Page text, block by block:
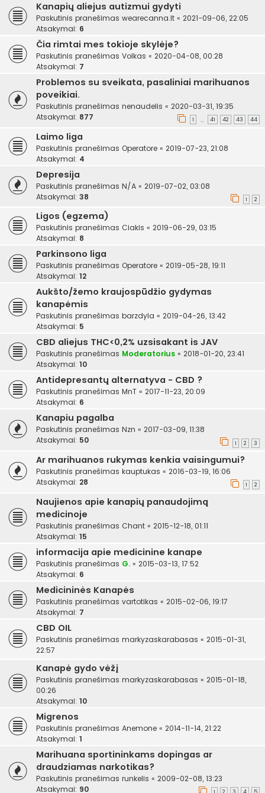
Kanapių aliejus autizmui gydyti
Paskutinis pranešimas wearecanna.lt « 2021-09-06, 22:05
Atsakymai: 6
Čia rimtai mes tokioje skylėje?
Paskutinis pranešimas Volkas « 2020-04-08, 00:28
Atsakymai: 7
Problemos su sveikata, pasaliniai marihuanos
poveikiai.
Paskutinis pranešimas nenaudelis « 2020-03-31, 19:35
Atsakymai: 877 1 … 41 42 43 44
Laimo liga
Paskutinis pranešimas Operatore « 2019-07-23, 21:08
Atsakymai: 4
Depresija
Paskutinis pranešimas N/A « 2019-07-02, 03:08
Atsakymai: 38 1 2
Ligos (egzema)
Paskutinis pranešimas Ciakis « 2019-06-29, 03:15
Atsakymai: 8
Parkinsono liga
Paskutinis pranešimas Operatore « 2019-05-28, 19:11
Atsakymai: 12
Aukšto/žemo kraujospūdžio gydymas
kanapėmis
Paskutinis pranešimas barzdyla « 2019-04-26, 13:42
Atsakymai: 5
CBD aliejus THC<0,2% uzsisakant is JAV
Paskutinis pranešimas Moderatorius « 2018-01-20, 23:41
Atsakymai: 10
Antidepresantų alternatyva - CBD ?
Paskutinis pranešimas MnT « 2017-11-23, 20:09
Atsakymai: 6
Kanapiu pagalba
Paskutinis pranešimas Nzn « 2017-03-09, 11:38
Atsakymai: 50 1 2 3
Ar marihuanos rukymas kenkia vaisingumui?
Paskutinis pranešimas kauptukas « 2016-03-19, 16:06
Atsakymai: 28 1 2
Naujienos apie kanapių panaudojimą
medicinoje
Paskutinis pranešimas Chant « 2015-12-18, 01:11
Atsakymai: 15
informacija apie medicinine kanape
Paskutinis pranešimas G. « 2015-03-13, 17:52
Atsakymai: 6
Medicininės Kanapės
Paskutinis pranešimas vartotikas « 2015-02-06, 19:17
Atsakymai: 7
CBD OIL
Paskutinis pranešimas markyzaskarabasas « 2015-01-31,
22:57
Kanapė gydo vėžį
Paskutinis pranešimas markyzaskarabasas « 2015-01-18,
00:26
Atsakymai: 10
Migrenos
Paskutinis pranešimas Anemone « 2014-11-14, 21:22
Atsakymai: 1
Marihuana sportininkams dopingas ar
draudziamas narkotikas?
Paskutinis pranešimas runkelis « 2009-02-08, 13:23
Atsakymai: 90